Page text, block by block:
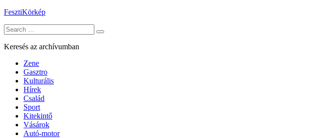
Skip
content
FesztiKörkép
Search
for:
Keresés az archívumban
Zene
Gasztro
Kulturális
Hírek
Család
Sport
Kitekintő
Vásárok
Autó-motor